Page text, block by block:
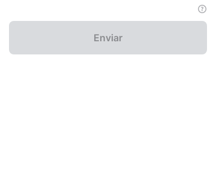
Enviar